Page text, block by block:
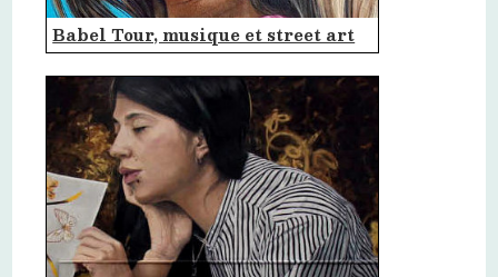
Babel Tour, musique et street art